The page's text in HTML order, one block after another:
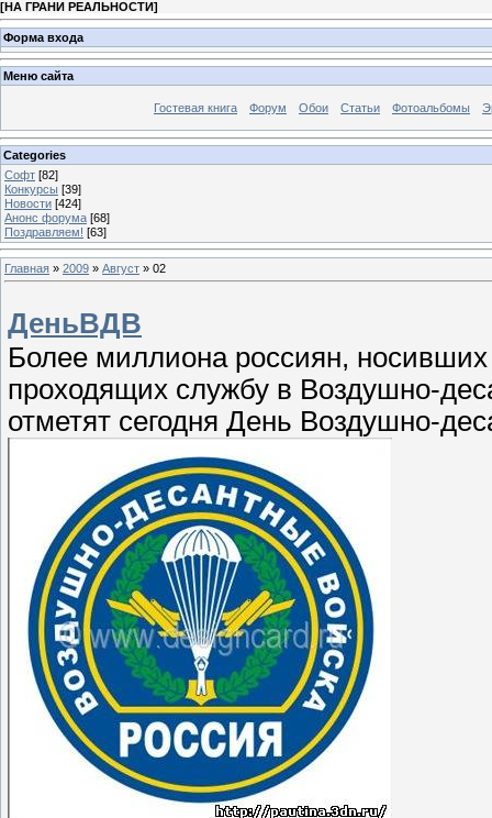
[НА ГРАНИ РЕАЛЬНОСТИ]
Форма входа
Меню сайта
Гостевая книга Форум Обои Статьи Фотоальбомы
Categories
Софт [82]
Конкурсы [39]
Новости [424]
Анонс форума [68]
Поздравляем! [63]
Главная » 2009 » Август » 02
ДеньВДВ
Более миллиона россиян,
проходящих службу в Воздушно-
отметят сегодня День Воздушно-